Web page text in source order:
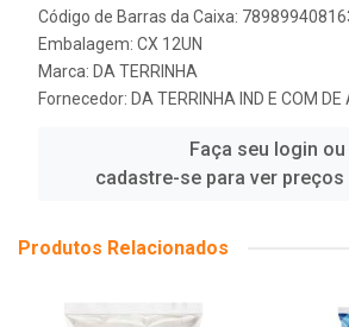
Código de Barras da Caixa:
Embalagem: CX 12UN
Marca: DA TERRINHA
Fornecedor: DA TERRINHA IND E COM DE
Faça seu login ou
cadastre-se para ver
Produtos Relacionados